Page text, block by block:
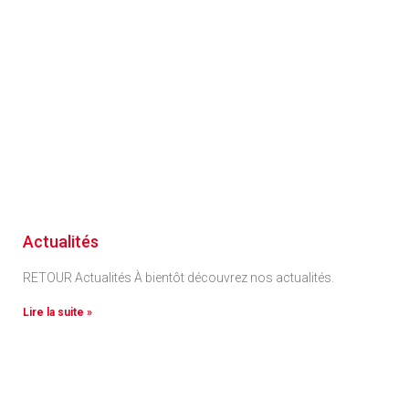
Actualités
RETOUR Actualités À bientôt découvrez nos actualités.
Lire la suite »